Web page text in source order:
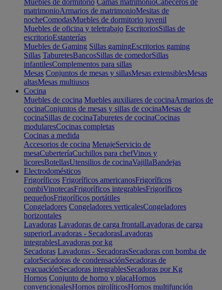
Muebles de dormitorio Camas matrimonioCabeceros de
matrimonioArmarios de matrimonioMesitas de
nocheComodasMuebles de dormitorio juvenil
Muebles de oficina y teletrabajo EscritoriosSillas de
escritorioEstanterías
Muebles de Gaming Sillas gamingEscritorios gaming
Sillas TaburetesBancosSillas de comedorSillas
infantilesComplementos para sillas
Mesas Conjuntos de mesas y sillasMesas extensiblesMesas
altasMesas multiusos
Cocina
Muebles de cocina Muebles auxiliares de cocinaArmarios de
cocinaConjuntos de mesas y sillas de cocinaMesas de
cocinaSillas de cocinaTaburetes de cocinaCocinas
modularesCocinas completas
Cocinas a medida
Accesorios de cocina MenajeServicio de
mesaCuberteríaCuchillos para chefVinos y
licoresBotellasUtensilios de cocinaVajillaBandejas
Electrodomésticos
Frigoríficos Frigoríficos americanosFrigoríficos
combiVinotecasFrigoríficos integrablesFrigoríficos
pequeñosFrigoríficos portátiles
Congeladores Congeladores verticalesCongeladores
horizontales
Lavadoras Lavadoras de carga frontalLavadoras de carga
superiorLavadoras - SecadorasLavadoras
integrablesLavadoras por kg
Secadoras Lavadoras - SecadorasSecadoras con bomba de
calorSecadoras de condensaciónSecadoras de
evacuaciónSecadoras integrablesSecadoras por Kg
Hornos Conjunto de horno y placaHornos
convencionalesHornos pirolíticosHornos multifunción